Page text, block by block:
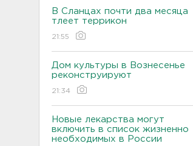
В Сланцах почти два месяца
тлеет террикон
21:55
Дом культуры в Вознесенье
реконструируют
21:34
Новые лекарства могут
включить в список жизненно
необходимых в России